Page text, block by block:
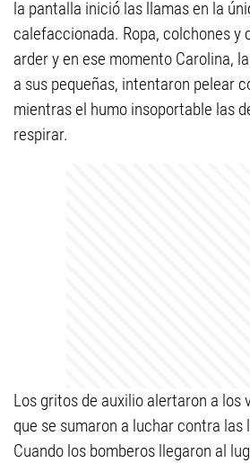
la pantalla inició las llamas en la
calefaccionada. Ropa, colchones y
arder y en ese momento Carolina,
a sus pequeñas, intentaron pelear
mientras el humo insoportable las
respirar.
Los gritos de auxilio alertaron a los
que se sumaron a luchar contra las
Cuando los bomberos llegaron al